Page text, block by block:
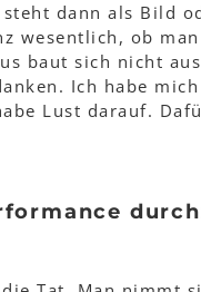
dann als Bild
wesentlich, ob
baut sich nicht
Ich habe
Lust darauf.